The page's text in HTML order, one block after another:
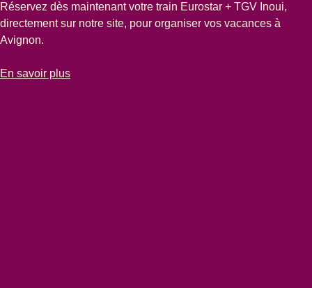
Réservez dès maintenant votre train Eurostar + TGV Inoui,
directement sur notre site, pour organiser vos vacances à
Avignon.
En savoir plus
-Escapade à Avignon